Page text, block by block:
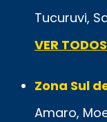
Tucuruvi,
VER TODOS
Zona Sul
Amaro,